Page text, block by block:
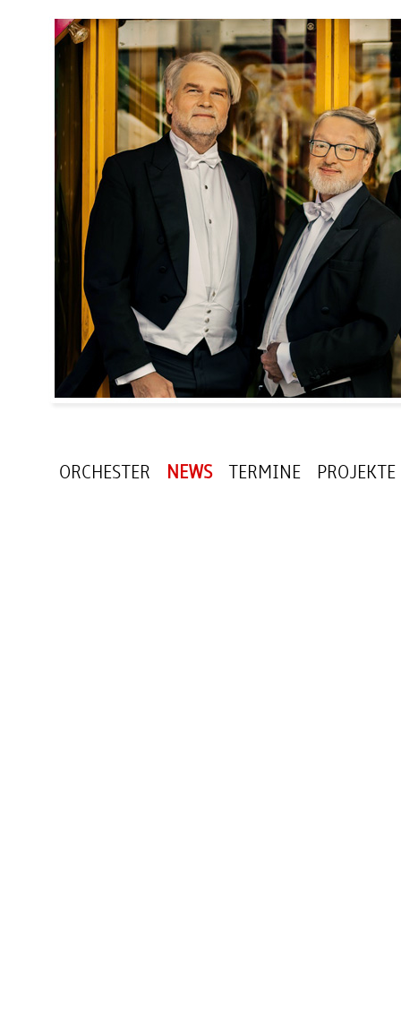
ORCHESTER NEWS TERMINE PROJEKTE